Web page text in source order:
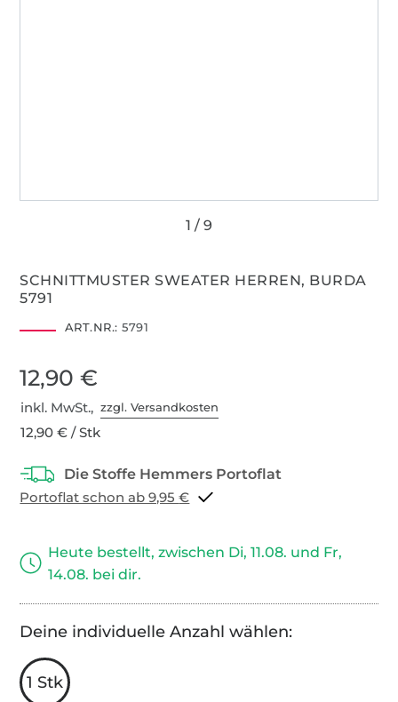
SCHNITTMUSTER SWEATER HERREN, BURDA
5791
ART.NR.: 5791
12,90 €
inkl. MwSt.,zzgl. Versandkosten
12,90 € / Stk
Portoflat schon ab 9,95 €
Heute bestellt, zwischen Di, 11.08. und Fr,
14.08. bei dir.
Deine individuelle Anzahl wählen:
1 Stk